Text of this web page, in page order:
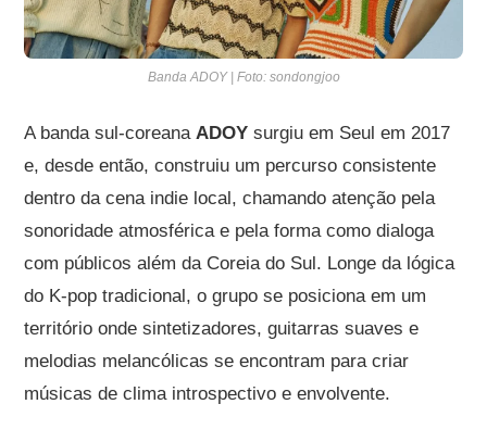
Banda ADOY | Foto: sondongjoo
A banda sul-coreanaADOY surgiu em Seul em 2017
e, desde então, construiu um percurso consistente
dentro da cena indie local, chamando atenção pela
sonoridade atmosférica e pela forma como dialoga
com públicos além da Coreia do Sul. Longe da lógica
do K-pop tradicional, o grupo se posiciona em um
território onde sintetizadores, guitarras suaves e
melodias melancólicas se encontram para criar
músicas de clima introspectivo e envolvente.